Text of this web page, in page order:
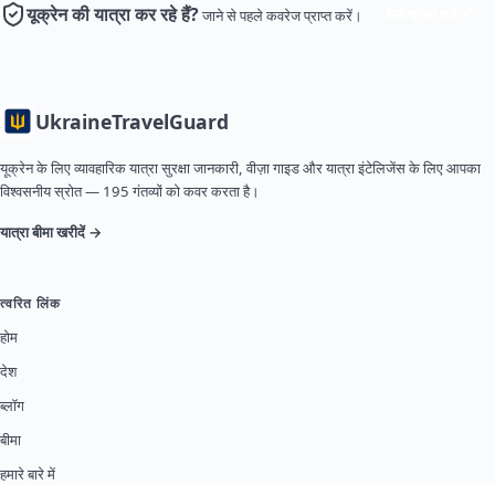
यूक्रेन की यात्रा कर रहे हैं?जाने से पहले कवरेज प्राप्त करें।
UkraineTravelGuard
यूक्रेन के लिए व्यावहारिक यात्रा सुरक्षा जानकारी, वीज़ा गाइड और यात्रा इंटेलिजेंस के लिए आपका
विश्वसनीय स्रोत — 195 गंतव्यों को कवर करता है।
यात्रा बीमा खरीदें →
त्वरित लिंक
होम
देश
ब्लॉग
बीमा
हमारे बारे में